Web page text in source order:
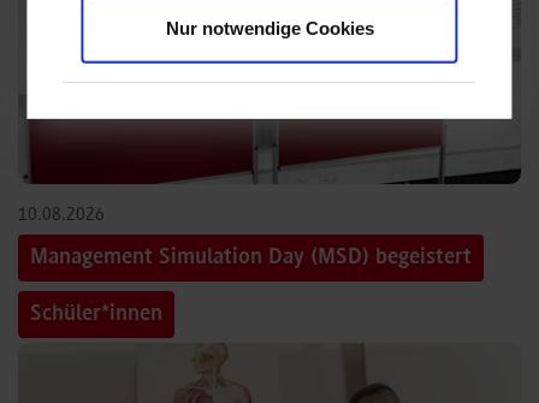
Nur notwendige Cookies
10.08.2026
Management Simulation Day (MSD) begeistert
Schüler*innen